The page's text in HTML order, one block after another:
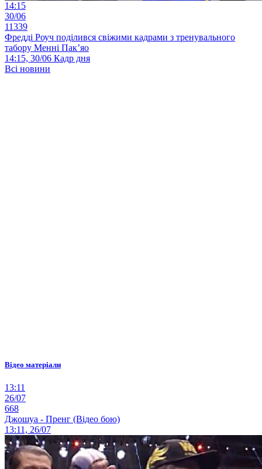
14:15
30/06
11339
Фредді Роуч поділився свіжими кадрами з тренувального
табору Менні Пак’яо
14:15, 30/06 Кадр дня
Всі новини
Відео матеріали
13:11
26/07
668
Джошуа - Пренг (Відео бою)
13:11, 26/07